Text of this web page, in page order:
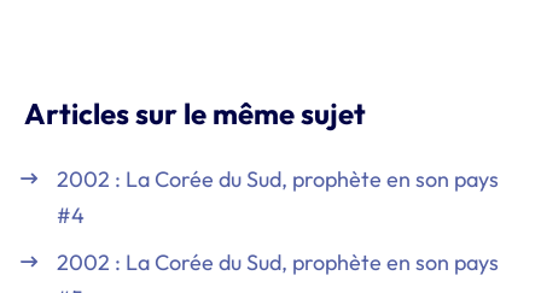
Articles sur le même sujet
2002 : La Corée du Sud, prophète en son pays
#4
2002 : La Corée du Sud, prophète en son pays